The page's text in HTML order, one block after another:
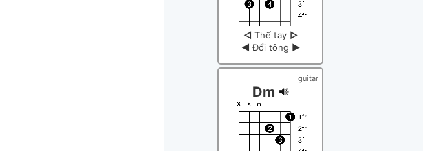
◁ Thế tay ▷
◀ Đổi tông ▶
guitar
Dm